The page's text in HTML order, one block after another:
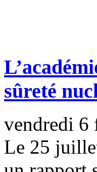
sûreté
vendredi 6
Le 25